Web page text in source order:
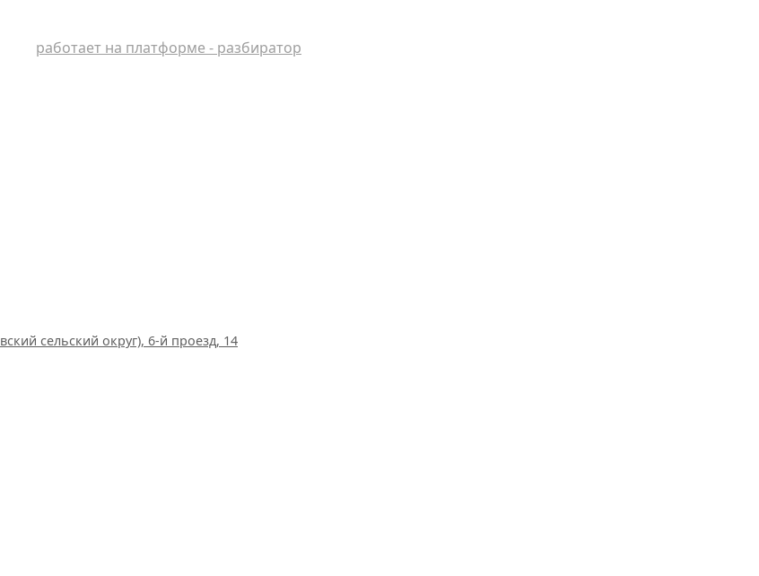
работает на платформе - разбиратор
сельский округ), 6-й проезд, 14